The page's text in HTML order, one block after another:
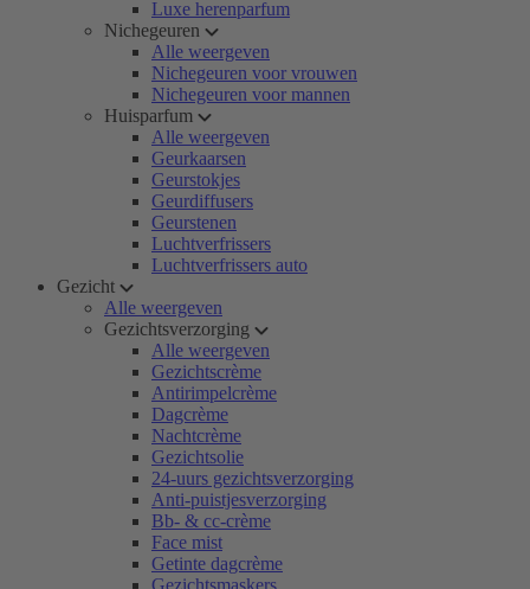
Luxe herenparfum
Nichegeuren
Alle weergeven
Nichegeuren voor vrouwen
Nichegeuren voor mannen
Huisparfum
Alle weergeven
Geurkaarsen
Geurstokjes
Geurdiffusers
Geurstenen
Luchtverfrissers
Luchtverfrissers auto
Gezicht
Alle weergeven
Gezichtsverzorging
Alle weergeven
Gezichtscrème
Antirimpelcrème
Dagcrème
Nachtcrème
Gezichtsolie
24-uurs gezichtsverzorging
Anti-puistjesverzorging
Bb- & cc-crème
Face mist
Getinte dagcrème
Gezichtsmaskers